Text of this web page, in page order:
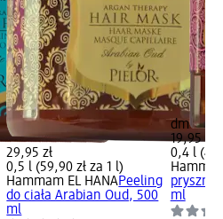
29,95 zł
0,5 l (59,90 zł za 1 l)
Hammam EL HANAPeeling
do ciała Arabian Oud, 500
ml
dm
19,95 zł
0,4 l
prysznic
ml